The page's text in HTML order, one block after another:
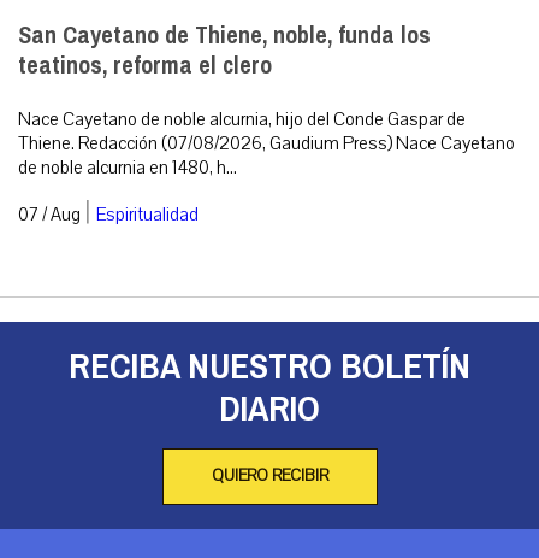
San Cayetano de Thiene, noble, funda los
teatinos, reforma el clero
Nace Cayetano de noble alcurnia, hijo del Conde Gaspar de
Thiene. Redacción (07/08/2026, Gaudium Press) Nace Cayetano
de noble alcurnia en 1480, h...
07 / Aug | Espiritualidad
RECIBA NUESTRO BOLETÍN
DIARIO
QUIERO RECIBIR